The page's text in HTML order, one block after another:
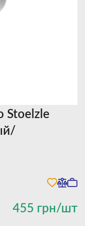
Stoelzle
455 грн/шт